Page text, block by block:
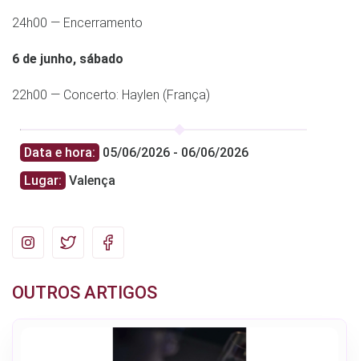
24h00 — Encerramento
6 de junho, sábado
22h00 — Concerto: Haylen (França)
Data e hora: 05/06/2026 - 06/06/2026
Lugar: Valença
OUTROS ARTIGOS